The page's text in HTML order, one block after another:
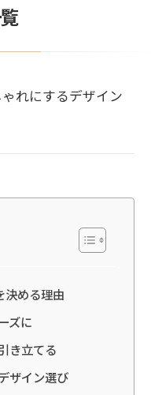
れにするデザイン
決める理由
ズに
き立てる
ザイン選び